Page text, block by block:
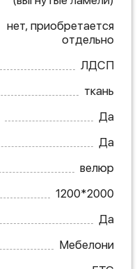
нет, приобретается
отдельно
ЛДСП
ткань
Да
Да
велюр
1200*2000
Да
Мебелони